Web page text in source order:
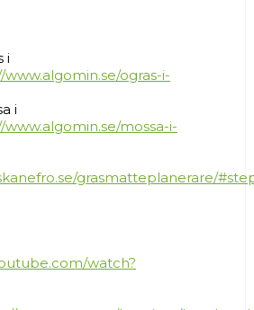
i
www.algomin.se/ogras-i-
i
www.algomin.se/mossa-i-
grasmatteplanerare/
watch?